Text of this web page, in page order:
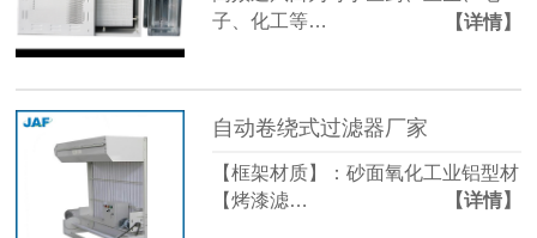
子、化工等…
【详情】
自动卷绕式过滤器厂家
【框架材质】：砂面氧化工业铝型材
【烤漆滤…
【详情】